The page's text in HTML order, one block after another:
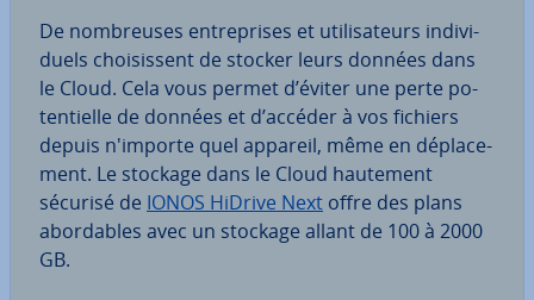
De nom­breuses en­tre­prises et uti­li­sa­teurs in­di­vi­
duels choi­sis­sent de stocker leurs données dans
le Cloud. Cela vous permet d’éviter une perte po­
ten­tielle de données et d’accéder à vos fichiers
depuis n'importe quel appareil, même en dé­pla­ce­
ment. Le stockage dans le Cloud hautement
sécurisé de IONOS HiDrive Next offre des plans
abor­dables avec un stockage allant de 100 à 2000
GB.